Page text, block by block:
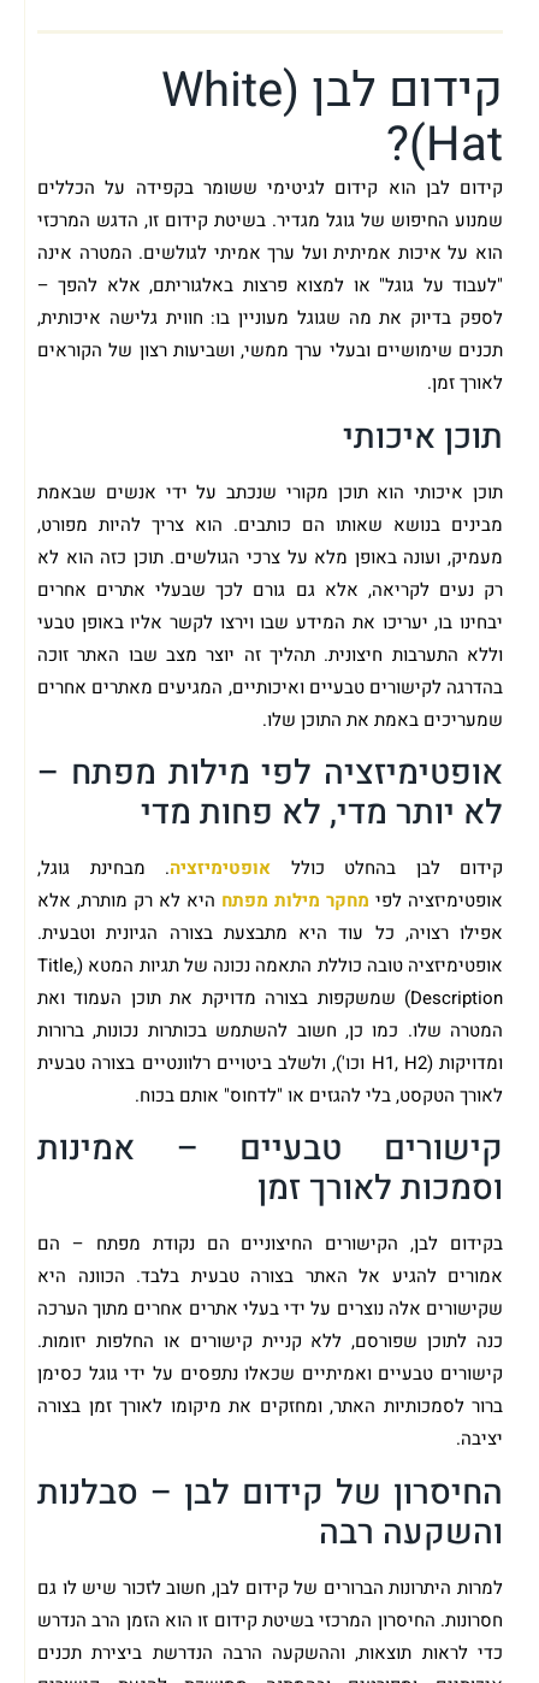
קידום לבן (White
Hat)?
קידום לבן הוא קידום לגיטימי ששומר בקפידה על הכללים
שמנוע החיפוש של גוגל מגדיר. בשיטת קידום זו, הדגש המרכזי
הוא על איכות אמיתית ועל ערך אמיתי לגולשים. המטרה אינה
"לעבוד על גוגל" או למצוא פרצות באלגוריתם, אלא להפך –
לספק בדיוק את מה שגוגל מעוניין בו: חווית גלישה איכותית,
תכנים שימושיים ובעלי ערך ממשי, ושביעות רצון של הקוראים
לאורך זמן.
תוכן איכותי
תוכן איכותי הוא תוכן מקורי שנכתב על ידי אנשים שבאמת
מבינים בנושא שאותו הם כותבים. הוא צריך להיות מפורט,
מעמיק, ועונה באופן מלא על צרכי הגולשים. תוכן כזה הוא לא
רק נעים לקריאה, אלא גם גורם לכך שבעלי אתרים אחרים
יבחינו בו, יעריכו את המידע שבו וירצו לקשר אליו באופן טבעי
וללא התערבות חיצונית. תהליך זה יוצר מצב שבו האתר זוכה
בהדרגה לקישורים טבעיים ואיכותיים, המגיעים מאתרים אחרים
שמעריכים באמת את התוכן שלו.
אופטימיזציה לפי מילות מפתח –
לא יותר מדי, לא פחות מדי
קידום לבן בהחלט כולל אופטימיזציה. מבחינת גוגל,
אופטימיזציה לפי מחקר מילות מפתח היא לא רק מותרת, אלא
אפילו רצויה, כל עוד היא מתבצעת בצורה הגיונית וטבעית.
אופטימיזציה טובה כוללת התאמה נכונה של תגיות המטא (Title,
Description) שמשקפות בצורה מדויקת את תוכן העמוד ואת
המטרה שלו. כמו כן, חשוב להשתמש בכותרות נכונות, ברורות
ומדויקות (H1, H2 וכו'), ולשלב ביטויים רלוונטיים בצורה טבעית
לאורך הטקסט, בלי להגזים או "לדחוס" אותם בכוח.
קישורים טבעיים – אמינות
וסמכות לאורך זמן
בקידום לבן, הקישורים החיצוניים הם נקודת מפתח – הם
אמורים להגיע אל האתר בצורה טבעית בלבד. הכוונה היא
שקישורים אלה נוצרים על ידי בעלי אתרים אחרים מתוך הערכה
כנה לתוכן שפורסם, ללא קניית קישורים או החלפות יזומות.
קישורים טבעיים ואמיתיים שכאלו נתפסים על ידי גוגל כסימן
ברור לסמכותיות האתר, ומחזקים את מיקומו לאורך זמן בצורה
יציבה.
החיסרון של קידום לבן – סבלנות
והשקעה רבה
למרות היתרונות הברורים של קידום לבן, חשוב לזכור שיש לו גם
חסרונות. החיסרון המרכזי בשיטת קידום זו הוא הזמן הרב הנדרש
כדי לראות תוצאות, וההשקעה הרבה הנדרשת ביצירת תכנים